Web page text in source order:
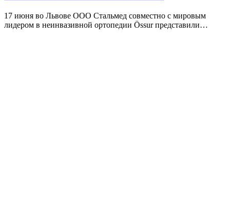
17 июня во Львове ООО Стальмед совместно с мировым
лидером в неинвазивной ортопедии Össur представили…